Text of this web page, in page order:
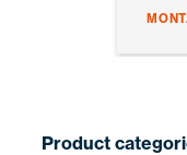
Product